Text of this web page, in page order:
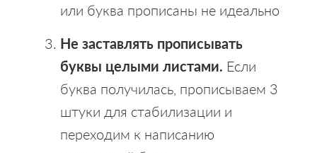
или буква прописаны не идеально
Не заставлять прописывать
буквы целыми листами. Если
буква получилась, прописываем 3
штуки для стабилизации и
переходим к написанию